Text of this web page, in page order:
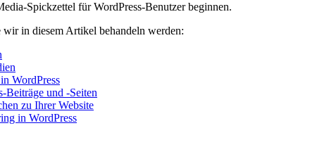
Spickzettel für WordPress-Benutzer beginnen.
in diesem Artikel behandeln werden:
WordPress
Beiträge und -Seiten
zu Ihrer Website
in WordPress